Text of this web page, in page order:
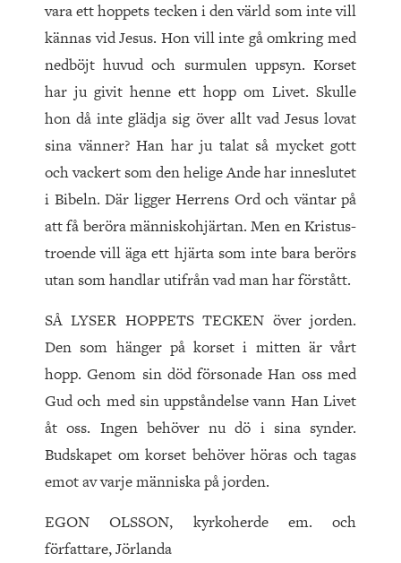
vara ett hoppets tecken i den värld som inte vill
kännas vid Jesus. Hon vill inte gå omkring med
nedböjt huvud och surmulen uppsyn. Korset
har ju givit henne ett hopp om Livet. Skulle
hon då inte glädja sig över allt vad Jesus lovat
sina vänner? Han har ju talat så mycket gott
och vackert som den helige Ande har inneslutet
i Bibeln. Där ligger Herrens Ord och väntar på
att få beröra människohjärtan. Men en Kristus-
troende vill äga ett hjärta som inte bara berörs
utan som handlar utifrån vad man har förstått.
SÅ LYSER HOPPETS TECKEN över jorden.
Den som hänger på korset i mitten är vårt
hopp. Genom sin död försonade Han oss med
Gud och med sin uppståndelse vann Han Livet
åt oss. Ingen behöver nu dö i sina synder.
Budskapet om korset behöver höras och tagas
emot av varje människa på jorden.
EGON OLSSON, kyrkoherde em. och
författare, Jörlanda